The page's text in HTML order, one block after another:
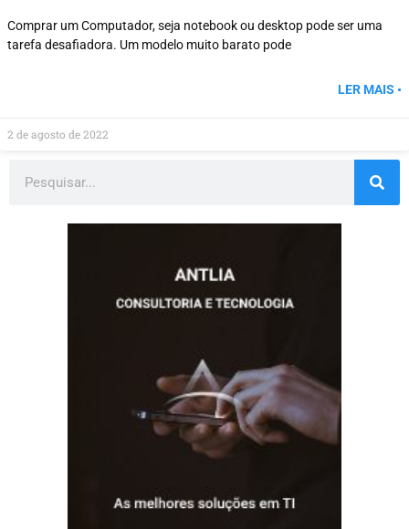
Comprar um Computador, seja notebook ou desktop pode ser uma
tarefa desafiadora. Um modelo muito barato pode
LER MAIS •
2 de agosto de 2022